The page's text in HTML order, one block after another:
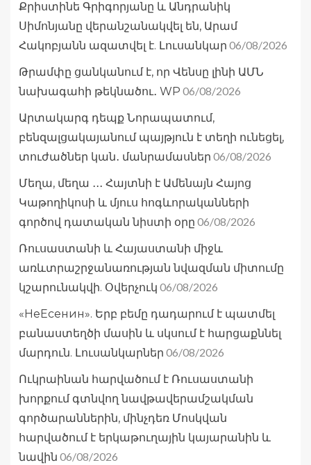
Քրիստինե Գրիգորյանը և Անդրանիկ
Սիմոնյանը վերանշանակվել են, Արամ
Հակոբյանն ազատվել է. Լուսանկար 06/08/2026
Թրամփը ցանկանում է, որ Վենսը լինի ԱՄՆ
նախագահի թեկնածու․ WP 06/08/2026
Արտակարգ դեպք Նորապատում,
բենզալցակայանում պայթյուն է տեղի ունեցել,
տուժածներ կան․ մանրամասներ 06/08/2026
Մեղա, մեղա ․․․ Հայտնի է Ամենայն Հայոց
Կաթողիկոսի և մյուս հոգևորականների
գործով դատական նիստի օրը 06/08/2026
Ռուսաստանի և Հայաստանի միջև
առևտրաշրջանառության նվազման միտումը
կշարունակվի. Օվերչուկ 06/08/2026
«НеЕсенин». Երբ բեմը դադարում է պատմել
բանաստեղծի մասին և սկսում է հարցաքննել
մարդուն. Լուսանկարներ 06/08/2026
Ուկրաինան հարվածում է Ռուսաստանի
խորքում գտնվող նավթավերամշակման
գործարաններին, մինչդեռ Մոսկվան
հարվածում է երկաթուղային կայարանին և
նավին 06/08/2026